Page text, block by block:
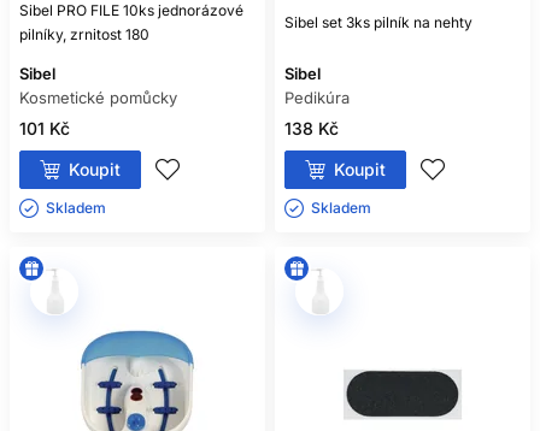
Sibel PRO FILE 10ks jednorázové
pilníky, zrnitost 180
Sibel
Kosmetické pomůcky
101 Kč
Koupit
Skladem ㅤ
Sibel set 3ks pilník na nehty
Sibel
Pedikúra
138 Kč
Koupit
Skladem ㅤ